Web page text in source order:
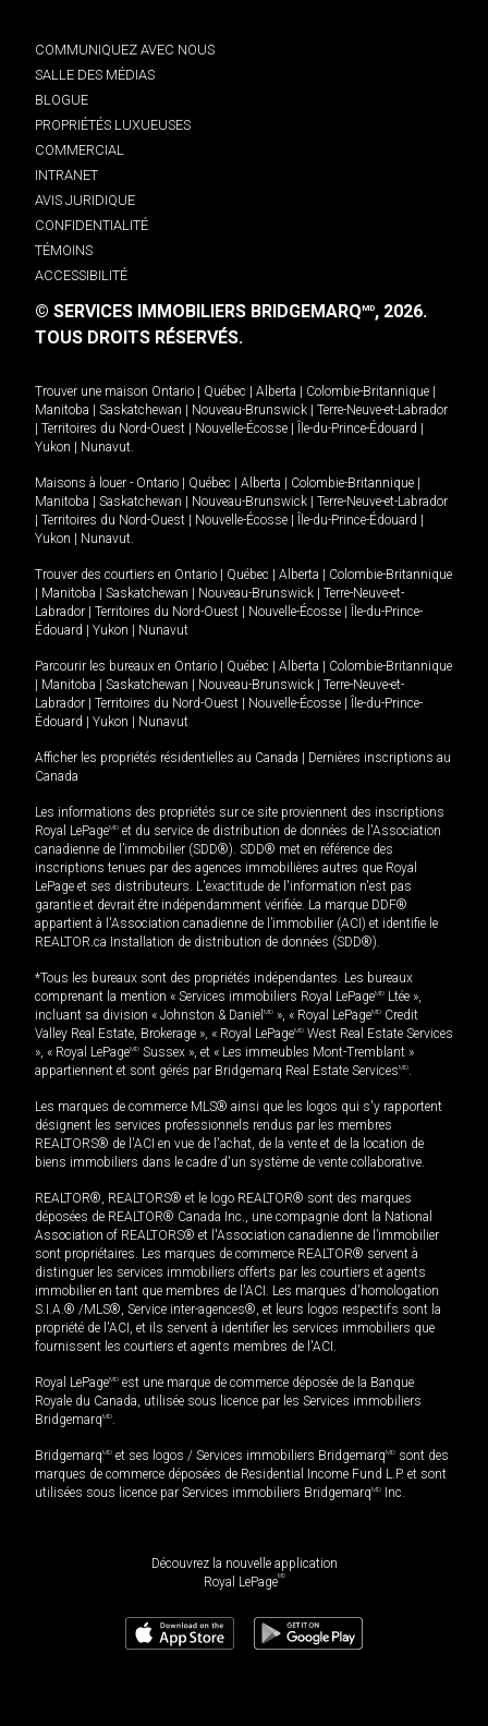
COMMUNIQUEZ AVEC NOUS
SALLE DES MÉDIAS
BLOGUE
PROPRIÉTÉS LUXUEUSES
COMMERCIAL
INTRANET
AVIS JURIDIQUE
CONFIDENTIALITÉ
TÉMOINS
ACCESSIBILITÉ
© SERVICES IMMOBILIERS BRIDGEMARQMD, 2026.
TOUS DROITS RÉSERVÉS.
Trouver une maison Ontario Québec Alberta Colombie-Britannique
Manitoba
Saskatchewan Nouveau-Brunswick
Terre-Neuve-et-Labrador
Territoires du Nord-Ouest Nouvelle-Écosse Île-du-Prince-Édouard
Yukon
Nunavut.
Maisons à louer - Ontario Québec Alberta Colombie-Britannique
Manitoba
Saskatchewan Nouveau-Brunswick
Terre-Neuve-et-Labrador
Territoires du Nord-Ouest Nouvelle-Écosse Île-du-Prince-Édouard
Yukon
Nunavut.
Trouver des courtiers en Ontario Québec Alberta
Colombie-Britannique
Manitoba Saskatchewan Nouveau-Brunswick
Terre-Neuve-et-
Labrador
Territoires du Nord-Ouest Nouvelle-Écosse
Île-du-Prince-
Édouard
Yukon Nunavut
Parcourir les bureaux en Ontario Québec Alberta
Colombie-Britannique
Manitoba Saskatchewan Nouveau-Brunswick
Terre-Neuve-et-
Labrador
Territoires du Nord-Ouest Nouvelle-Écosse
Île-du-Prince-
Édouard
Yukon Nunavut
Afficher les propriétés résidentielles au Canada
Dernières inscriptions au
Canada
Les informations des propriétés sur ce site proviennent des inscriptions
Royal LePageMD et du service de distribution de données de l'Association
canadienne de l’immobilier (SDD®). SDD® met en référence des
inscriptions tenues par des agences immobilières autres que Royal
LePage et ses distributeurs. L'exactitude de l'information n'est pas
garantie et devrait être indépendamment vérifiée. La marque DDF®
appartient à l'Association canadienne de l’immobilier (ACI) et identifie le
REALTOR.ca Installation de distribution de données (SDD®).
*Tous les bureaux sont des propriétés indépendantes. Les bureaux
comprenant la mention « Services immobiliers Royal LePageMD Ltée »,
incluant sa division « Johnston & Daniel MD », « Royal LePageMD Credit
Valley Real Estate, Brokerage », « Royal LePageMD West Real Estate Services
», « Royal LePageMD Sussex », et « Les immeubles Mont-Tremblant »
appartiennent et sont gérés par Bridgemarq Real Estate ServicesMD.
Les marques de commerce MLS® ainsi que les logos qui s'y rapportent
désignent les services professionnels rendus par les membres
REALTORS® de l'ACI en vue de l'achat, de la vente et de la location de
biens immobiliers dans le cadre d'un système de vente collaborative.
REALTOR®, REALTORS® et le logo REALTOR® sont des marques
déposées de REALTOR® Canada Inc., une compagnie dont la National
Association of REALTORS® et l'Association canadienne de l’immobilier
sont propriétaires. Les marques de commerce REALTOR® servent à
distinguer les services immobiliers offerts par les courtiers et agents
immobilier en tant que membres de l'ACI. Les marques d'homologation
S.I.A.® /MLS®, Service inter-agences®, et leurs logos respectifs sont la
propriété de l'ACI, et ils servent à identifier les services immobiliers que
fournissent les courtiers et agents membres de l'ACI.
Royal LePageMD est une marque de commerce déposée de la Banque
Royale du Canada, utilisée sous licence par les Services immobiliers
BridgemarqMD.
BridgemarqMD et ses logos / Services immobiliers BridgemarqMD sont des
marques de commerce déposées de Residential Income Fund L.P. et sont
utilisées sous licence par Services immobiliers BridgemarqMD Inc.
Découvrez la nouvelle application
Royal LePageMD